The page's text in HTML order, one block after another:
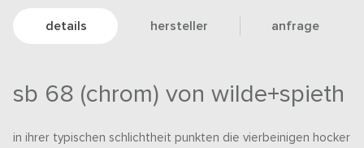
details hersteller anfrage
sb 68 (chrom) von wilde+spieth
in ihrer typischen schlichtheit punkten die vierbeinigen hocker